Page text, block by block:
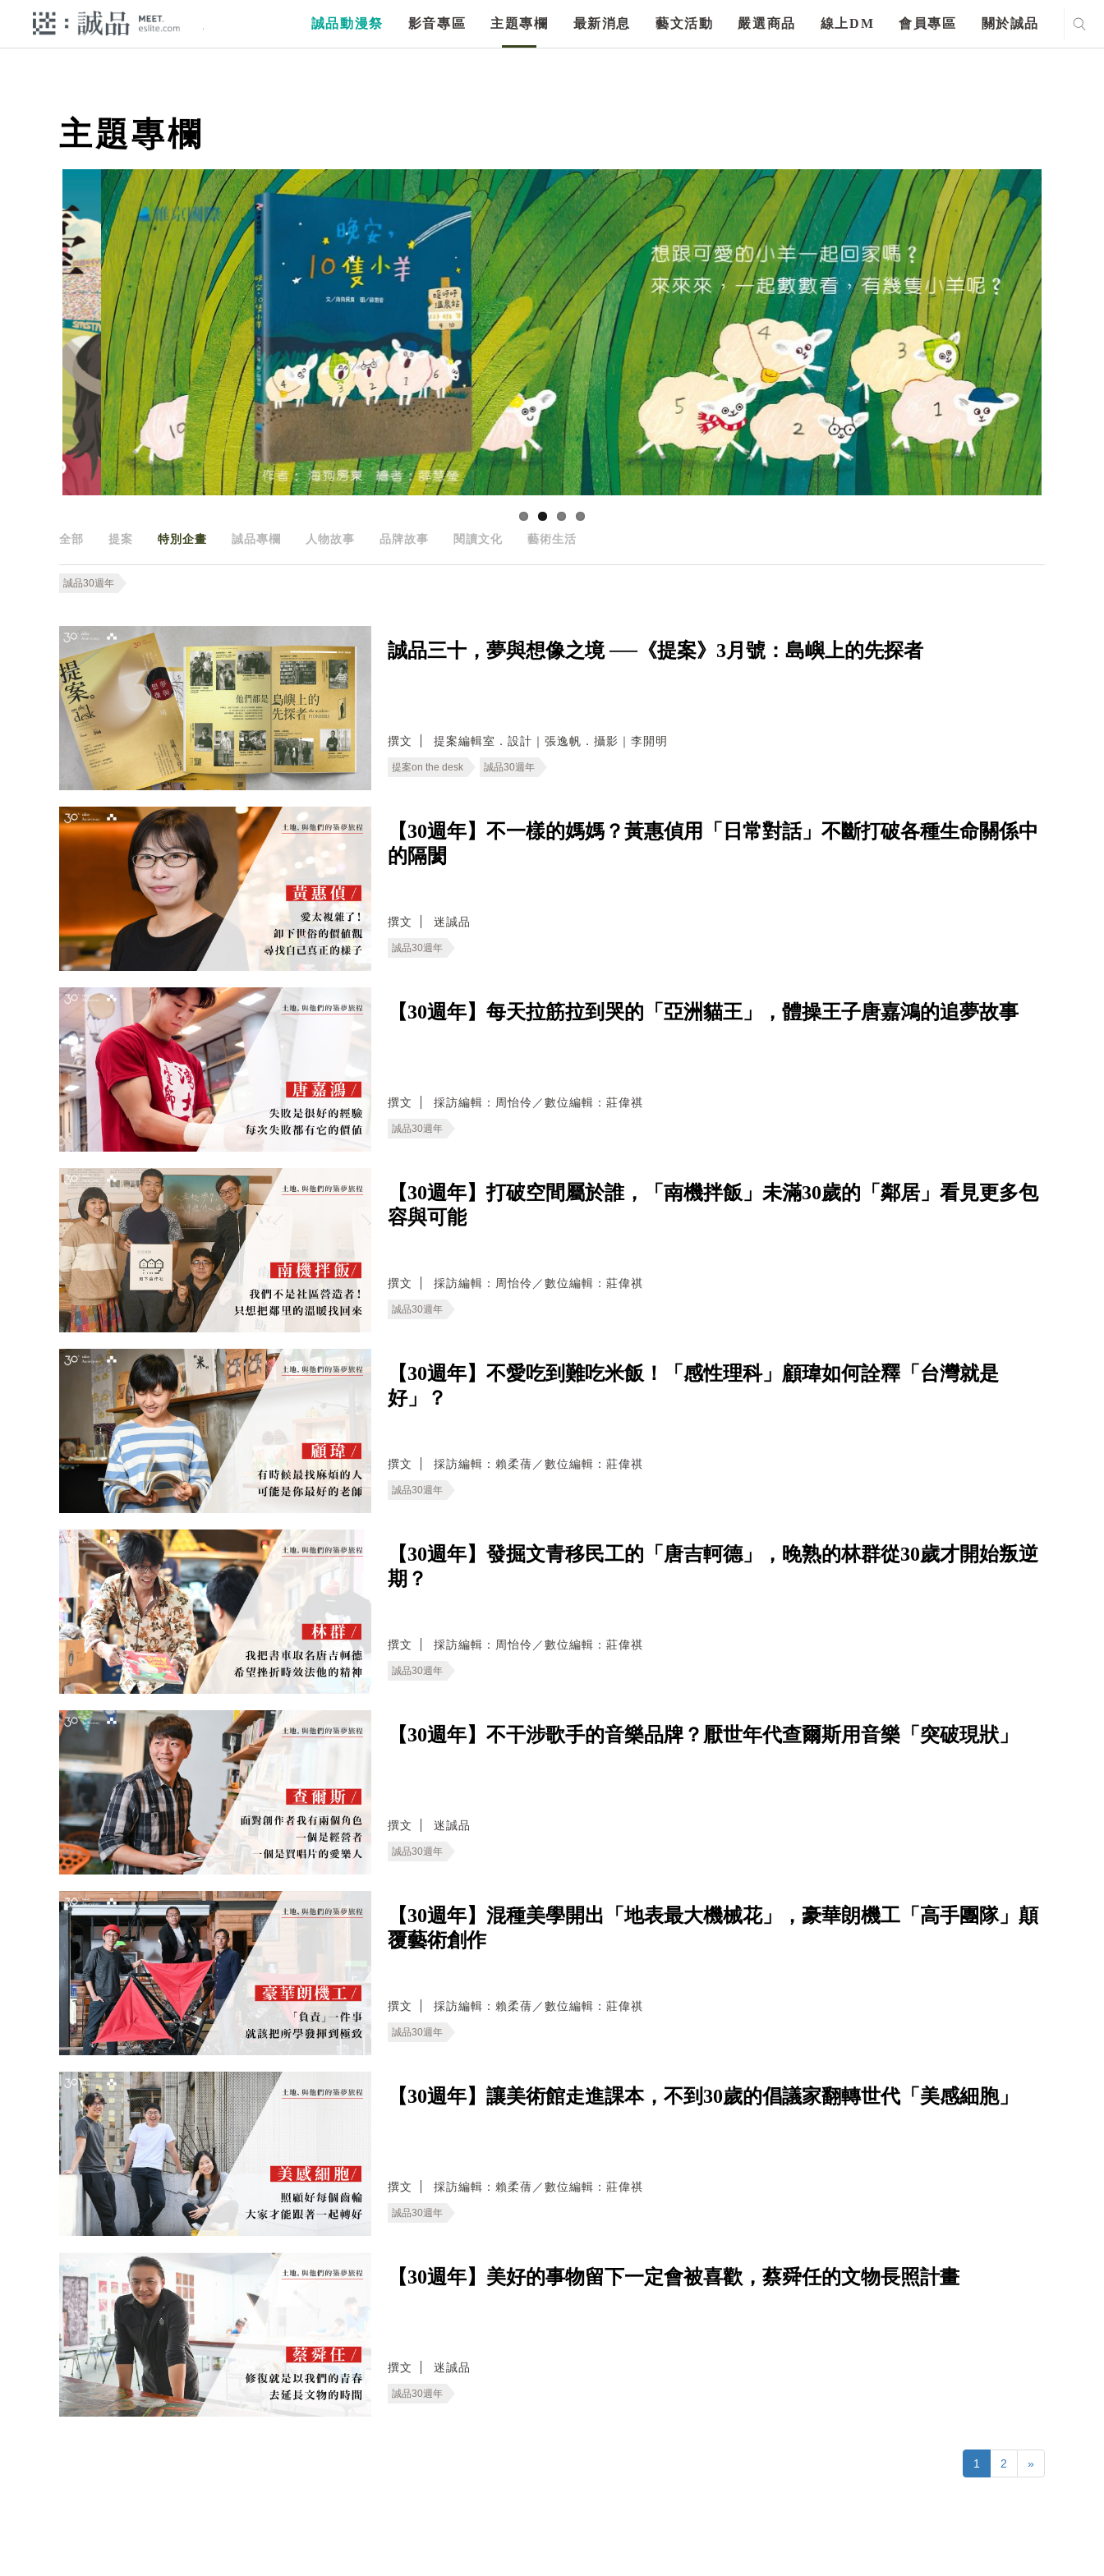
誠品動漫祭 影音專區 主題專欄 最新消息 藝文活動 嚴選商品 線上DM 會員專區 關於誠品
主題專欄
全部 提案 特別企畫 誠品專欄 人物故事 品牌故事 閱讀文化 藝術生活
誠品30週年
誠品三十，夢與想像之境 ──《提案》3月號：島嶼上的先探者
撰文 提案編輯室．設計｜張逸帆．攝影｜李開明
提案on the desk 誠品30週年
【30週年】不一樣的媽媽？黃惠偵用「日常對話」不斷打破各種生命關係中
的隔閡
撰文 迷誠品
誠品30週年
【30週年】每天拉筋拉到哭的「亞洲貓王」，體操王子唐嘉鴻的追夢故事
撰文 採訪編輯：周怡伶／數位編輯：莊偉祺
誠品30週年
【30週年】打破空間屬於誰，「南機拌飯」未滿30歲的「鄰居」看見更多包
容與可能
撰文 採訪編輯：周怡伶／數位編輯：莊偉祺
誠品30週年
【30週年】不愛吃到難吃米飯！「感性理科」顧瑋如何詮釋「台灣就是
好」？
撰文 採訪編輯：賴柔蒨／數位編輯：莊偉祺
誠品30週年
【30週年】發掘文青移民工的「唐吉軻德」，晚熟的林群從30歲才開始叛逆
期？
撰文 採訪編輯：周怡伶／數位編輯：莊偉祺
誠品30週年
【30週年】不干涉歌手的音樂品牌？厭世年代查爾斯用音樂「突破現狀」
撰文 迷誠品
誠品30週年
【30週年】混種美學開出「地表最大機械花」，豪華朗機工「高手團隊」顛
覆藝術創作
撰文 採訪編輯：賴柔蒨／數位編輯：莊偉祺
誠品30週年
【30週年】讓美術館走進課本，不到30歲的倡議家翻轉世代「美感細胞」
撰文 採訪編輯：賴柔蒨／數位編輯：莊偉祺
誠品30週年
【30週年】美好的事物留下一定會被喜歡，蔡舜任的文物長照計畫
撰文 迷誠品
誠品30週年
1 2 »